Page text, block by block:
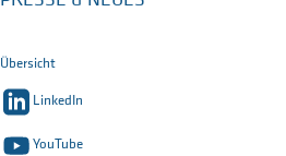
Übersicht
LinkedIn
YouTube